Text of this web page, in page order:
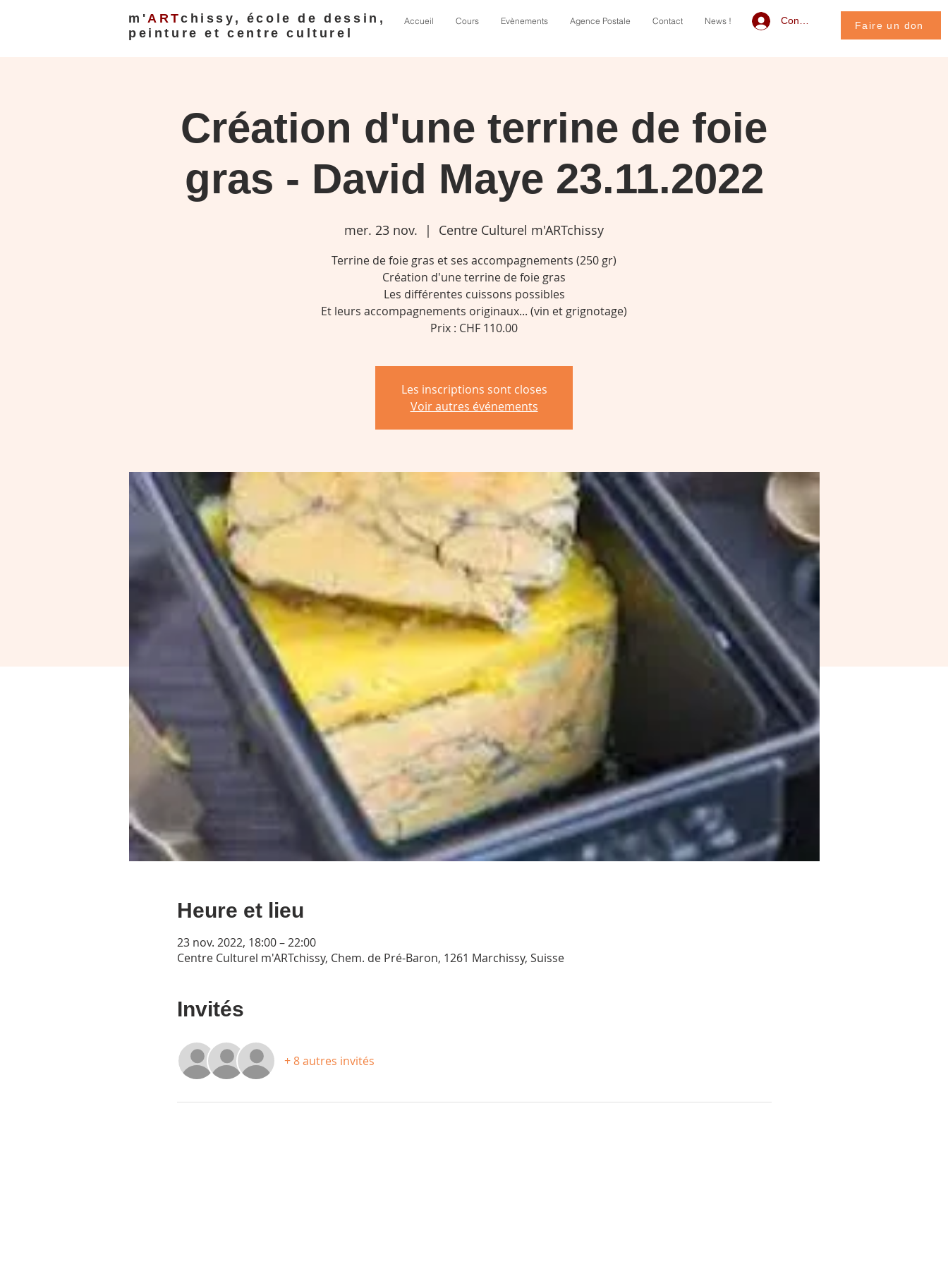
m'ARTchissy, école de dessin,
peinture et centre culturel
Accueil Cours Evènements Agence Postale Contact News ! Connexion Faire un don
Création d'une terrine de foie
gras - David Maye 23.11.2022
mer. 23 nov.
  |
Centre Culturel m'ARTchissy
Terrine de foie gras et ses accompagnements (250 gr)
Création d'une terrine de foie gras
Les différentes cuissons possibles
Et leurs accompagnements originaux... (vin et grignotage)
Prix : CHF 110.00
Les inscriptions sont closes
Voir autres événements
Heure et lieu
23 nov. 2022, 18:00 – 22:00
Centre Culturel m'ARTchissy, Chem. de Pré-Baron, 1261 Marchissy, Suisse
Invités
+ 8 autres invités